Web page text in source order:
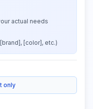
actual needs
[color], etc.)
only